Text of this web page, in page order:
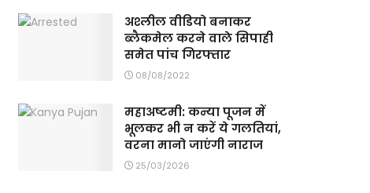
अश्लील वीडियो बनाकर
ब्लैकमेल करने वाले सिपाही
समेत पांच गिरफ्तार
08/08/2022
महाअष्टमी: कन्या पूजन में
भूलकर भी न करें ये गलतियां,
वरना मानो जाएंगी नाराज
25/03/2026